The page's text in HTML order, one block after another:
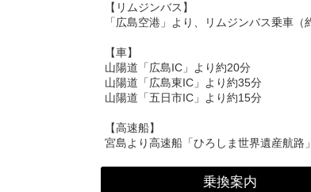
【リムジンバス】
「広島空港」より、リムジンバス乗車
【車】
山陽道「広島IC」より約20分
山陽道「広島東IC」より約35分
山陽道「五日市IC」より約15分
【高速船】
宮島より高速船「ひろしま世界遺産航
乗換案内